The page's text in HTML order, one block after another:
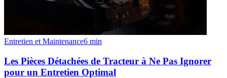
Entretien et Maintenance6 min
Les Pièces Détachées de Tracteur à Ne Pas Ignorer
pour un Entretien Optimal